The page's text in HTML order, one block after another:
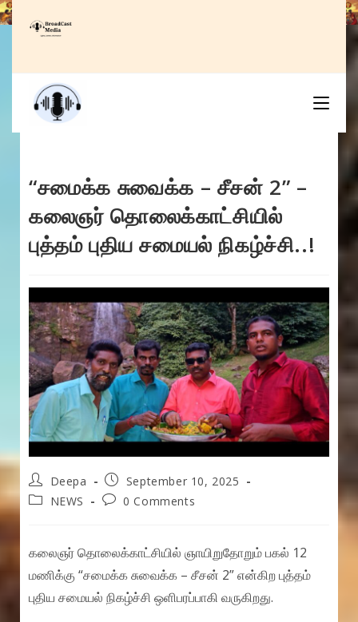
Skip
to
“சமைக்க சுவைக்க – சீசன் 2” –
கலைஞர் தொலைக்காட்சியில்
புத்தம் புதிய சமையல் நிகழ்ச்சி..!
Post
author:
Deepa
Post
published:
September 10, 2025
PostNEWS
Post0 Comments
கலைஞர் தொலைக்காட்சியில் ஞாயிறுதோறும் பகல் 12
மணிக்கு “சமைக்க சுவைக்க – சீசன் 2” என்கிற புத்தம்
புதிய சமையல் நிகழ்ச்சி ஒளிபரப்பாகி வருகிறது.